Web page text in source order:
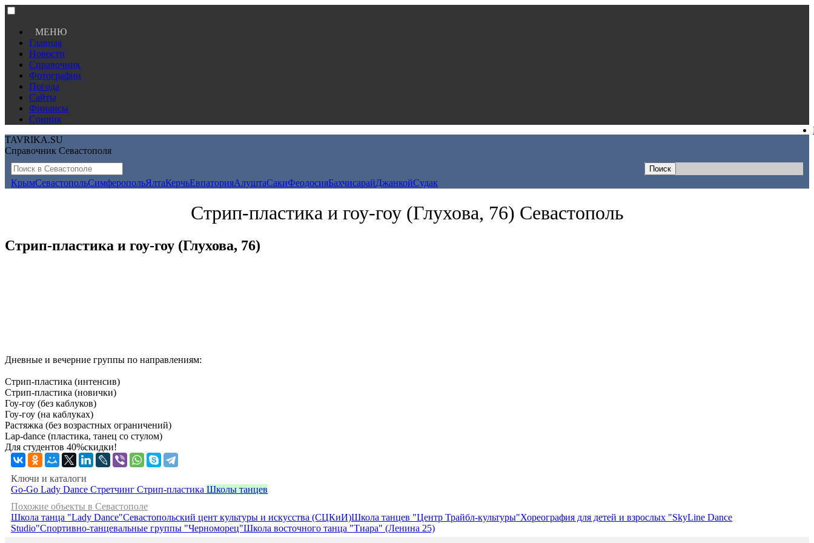
МЕНЮ
Главная
Новости
Справочник
Фотографии
Погода
Сайты
Финансы
Сонник
TAVRIKA.SU
Справочник Севастополя
КрымСевастопольСимферопольЯлтаКерчьЕвпаторияАлуштаСакиФеодосияБахчисарайДжанкойСудак
Стрип-пластика и гоу-гоу (Глухова, 76) Севастополь
Стрип-пластика и гоу-гоу (Глухова, 76)
Дневные и вечерние группы по направлениям:
Стрип-пластика (интенсив)
Стрип-пластика (новички)
Гоу-гоу (без каблуков)
Гоу-гоу (на каблуках)
Растяжка (без возрастных ограничений)
Lap-dance (пластика, танец со стулом)
Для студентов 40%скидки!
Ключи и каталоги
Go-Go Lady Dance Стретчинг Стрип-пластика Школы танцев
Похожие объекты в Севастополе
Школа танца "Lady Dance"Севастопольский цент культуры и искусства (СЦКиИ)Школа танцев "Центр Трайбл-культуры"Хореография для детей и взрослых "SkyLine Dance
Studio"Спортивно-танцевальные группы "Черноморец"Школа восточного танца "Тиара" (Ленина 25)